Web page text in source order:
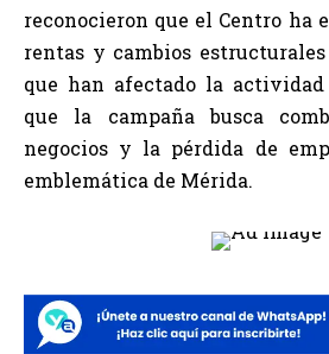
reconocieron que el Centro ha
rentas y cambios
que han afectado la
que la campaña busca
negocios y la pérdida de
emblemática de Mérida.